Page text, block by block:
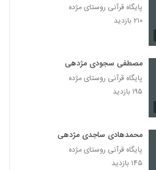
پایگاه قرآنی روستای مژده
۲۱۰ بازدید
مصطفی سجودی مژدهی
پایگاه قرآنی روستای مژده
۱۹۵ بازدید
محمدهادی ساجدی مژدهی
پایگاه قرآنی روستای مژده
۱۴۵ بازدید